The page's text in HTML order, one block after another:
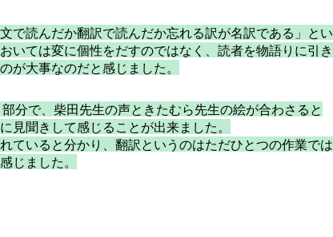
で読んだか翻訳で読んだか忘れる訳が名訳である」とい
いては変に個性をだすのではなく、読者を物語りに引き
が大事なのだと感じました。
分で、柴田先生の声ときたむら先生の絵が合わさると
見聞きして感じることが出来ました。
ていると分かり、翻訳というのはただひとつの作業では
じました。